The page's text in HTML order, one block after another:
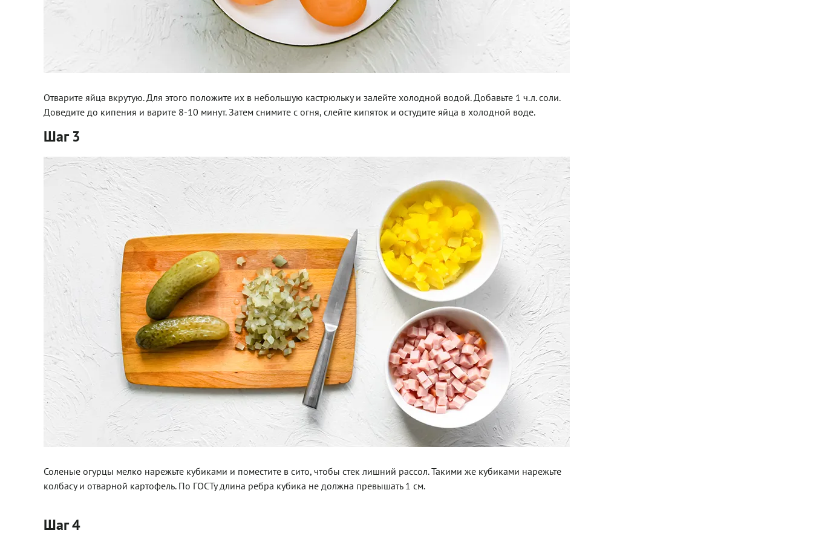
Отварите яйца вкрутую. Для этого положите их в небольшую кастрюльку и залейте холодной водой. Добавьте 1 ч.л. соли.
Доведите до кипения и варите 8-10 минут. Затем снимите с огня, слейте кипяток и остудите яйца в холодной воде.
Шаг 3
Соленые огурцы мелко нарежьте кубиками и поместите в сито, чтобы стек лишний рассол. Такими же кубиками нарежьте
колбасу и отварной картофель. По ГОСТу длина ребра кубика не должна превышать 1 см.
Шаг 4